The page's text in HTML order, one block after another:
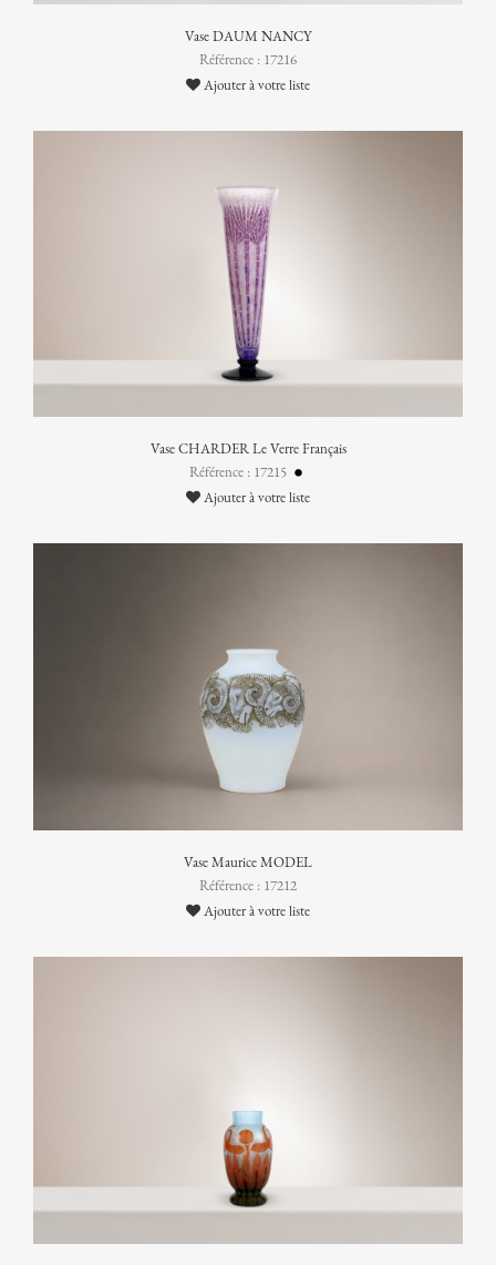
Vase DAUM NANCY
Référence : 17216
Ajouter à votre liste
Vase CHARDER Le Verre Français
Référence : 17215
Ajouter à votre liste
Vase Maurice MODEL
Référence : 17212
Ajouter à votre liste